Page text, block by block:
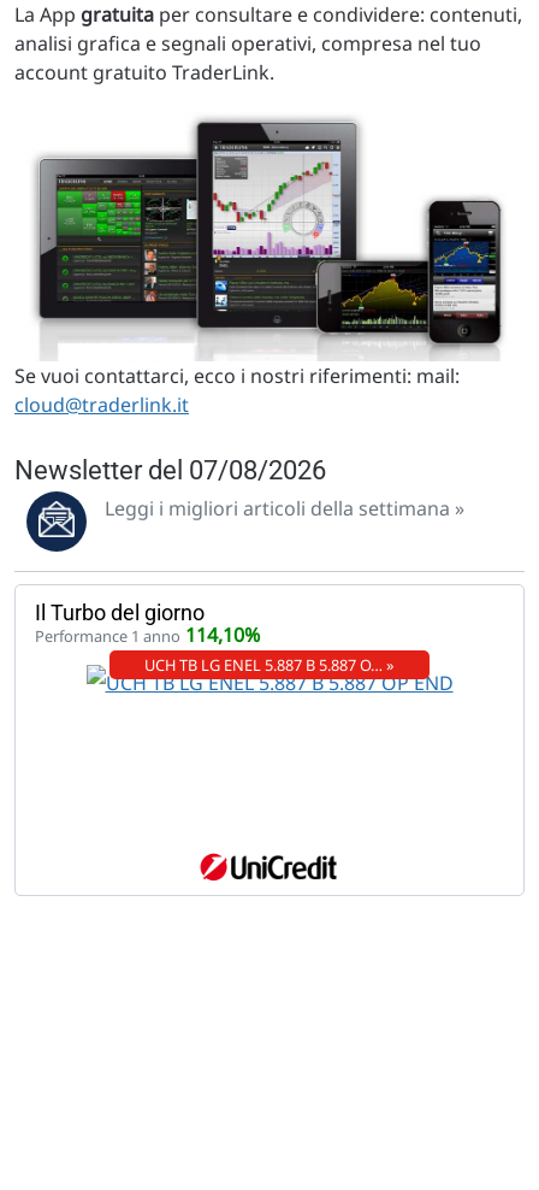
La App gratuita per consultare e condividere: contenuti,
analisi grafica e segnali operativi, compresa nel tuo
account gratuito TraderLink.
Se vuoi contattarci, ecco i nostri riferimenti: mail:
cloud@traderlink.it
Newsletter del 07/08/2026
Leggi i migliori articoli della settimana »
Il Turbo del giorno
Performance 1 anno 114,10%
UCH TB LG ENEL 5.887 B 5.887 O… »